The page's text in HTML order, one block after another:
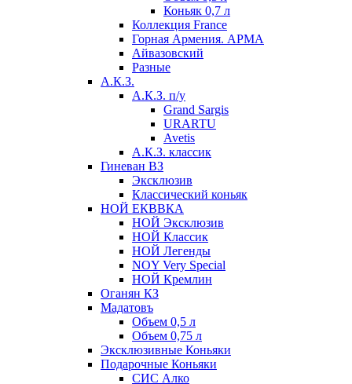
Коньяк 0,7 л
Коллекция France
Горная Армения. АРМА
Айвазовский
Разные
А.К.З.
А.К.З. п/у
Grand Sargis
URARTU
Avetis
А.К.З. классик
Гиневан ВЗ
Эксклюзив
Классический коньяк
НОЙ ЕКВВКА
НОЙ Эксклюзив
НОЙ Классик
НОЙ Легенды
NOY Very Speсial
НОЙ Кремлин
Оганян КЗ
Мадатовъ
Объем 0,5 л
Объем 0,75 л
Эксклюзивные Коньяки
Подарочные Коньяки
СИС Алко